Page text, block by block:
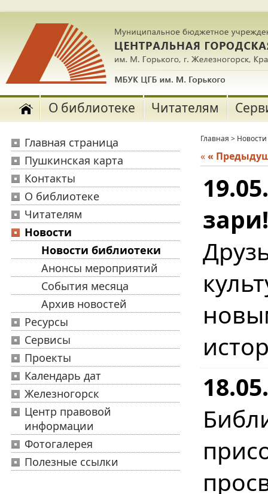
О библиотеке Читателям
Главная страница
Пушкинская карта
Контакты
О библиотеке
Читателям
Новости
Новости библиотеки
Анонсы мероприятий
События месяца
Архив новостей
Ресурсы
Сервисы
Проекты
Календарь дат
Железногорск
Центр правовой
информации
Фотогалерея
Полезные ссылки
Главная > Новости
««
зари!